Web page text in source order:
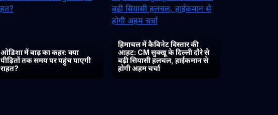
ओडिशा में बाढ़ का कहर: क्या
पीड़ितों तक समय पर पहुंच पाएगी
राहत?
हिमाचल में कैबिनेट विस्तार की
आहट: CM सुक्खू के दिल्ली दौरे से
बढ़ी सियासी हलचल, हाईकमान से
होगी अहम चर्चा